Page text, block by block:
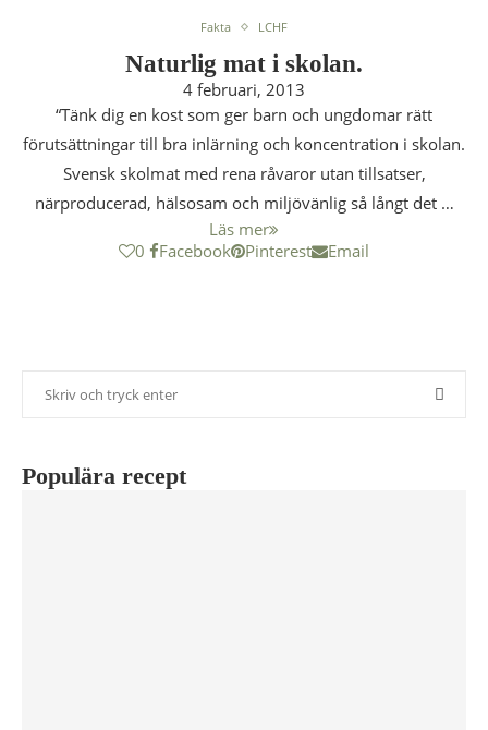
Fakta LCHF
Naturlig mat i skolan.
4 februari, 2013
“Tänk dig en kost som ger barn och ungdomar rätt
förutsättningar till bra inlärning och koncentration i skolan.
Svensk skolmat med rena råvaror utan tillsatser,
närproducerad, hälsosam och miljövänlig så långt det …
Läs mer
0
Facebook Pinterest Email
Populära recept